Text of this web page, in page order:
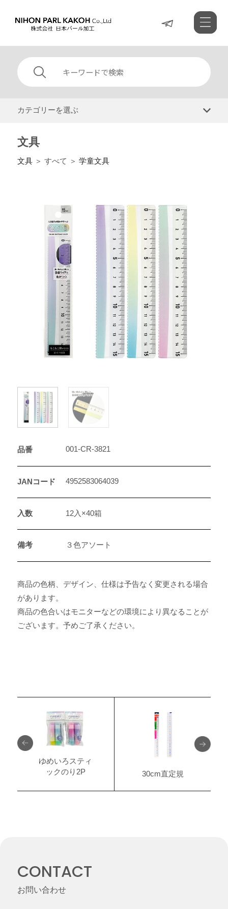
カテゴリーを選ぶ
文具
文具＞ すべて ＞ 学童文具
品番 001-CR-3821
JANコード 4952583064039
入数 12入×40箱
備考 ３色アソート
商品の色柄、デザイン、仕様は予告なく変更される場合
があります。
商品の色合いはモニターなどの環境により異なることが
ございます。予めご了承ください。
ゆめいろスティ
ックのり2P
30cm直定規
CONTACT
お問い合わせ